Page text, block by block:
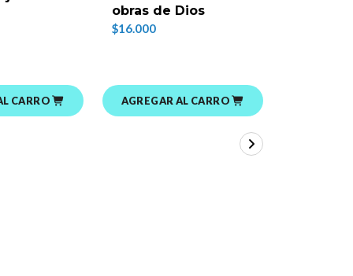
CARRO
obras de Dios
$16.000
AGREGAR AL CARRO